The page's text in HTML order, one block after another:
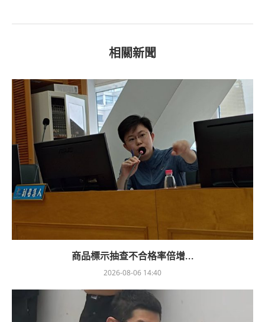
相關新聞
商品標示抽查不合格率倍增...
2026-08-06 14:40